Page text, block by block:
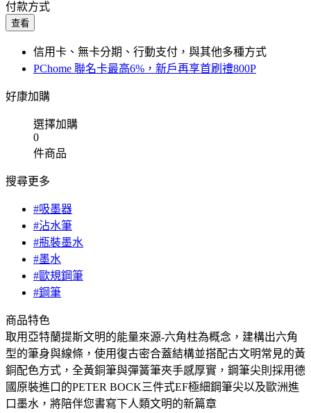
付款方式
查看
信用卡、無卡分期、行動支付，與其他多種方式
PChome 聯名卡最高6%，新戶再享首刷禮800P
好康加購
選擇加購
0
件商品
搜尋更多
#吸墨器
#沾水筆
#瓶裝墨水
#墨水
#歐規鋼筆
#鋼筆
商品特色
取用亞特蘭提斯文明的能量來源-六角柱為概念，建構出六角
型的筆身與線條，使用復古密合蓋結構並搭配古文明常見的黃
銅配色方式，全黃銅筆與彈簧筆夾手感厚實，鋼筆尖則採用德
國原裝進口的PETER BOCK三件式EF極細鋼筆尖以及歐洲進
口墨水，將陪伴您書寫下人類文明的新篇章